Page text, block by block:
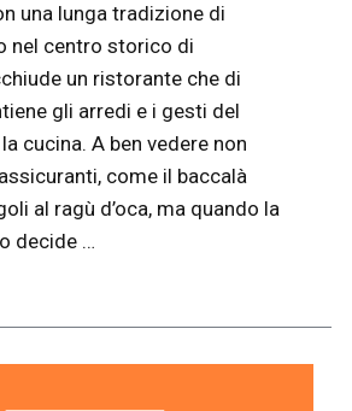
una lunga tradizione di
nel centro storico di
un ristorante che di
gli arredi e i gesti del
cucina. A ben vedere non
come il baccalà
al ragù d’oca, ma quando la
decide …